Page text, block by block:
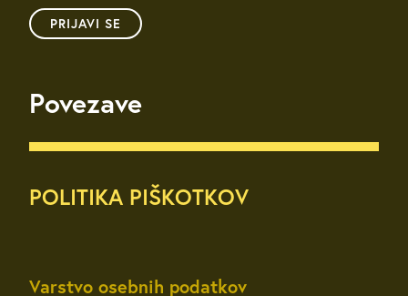
PRIJAVI SE
Povezave
POLITIKA PIŠKOTKOV
Varstvo osebnih podatkov